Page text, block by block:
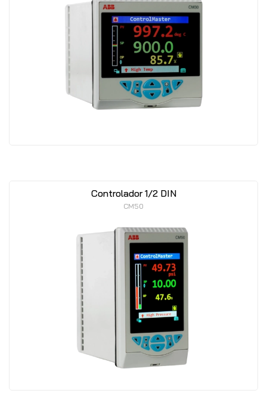
Controlador 1/2 DIN
CM50